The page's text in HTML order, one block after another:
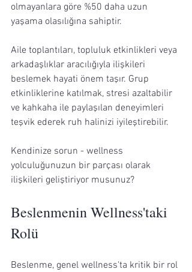
olmayanlara göre %50 daha uzun
yaşama olasılığına sahiptir.
Aile toplantıları, topluluk etkinlikleri veya
arkadaşlıklar aracılığıyla ilişkileri
beslemek hayati önem taşır. Grup
etkinliklerine katılmak, stresi azaltabilir
ve kahkaha ile paylaşılan deneyimleri
teşvik ederek ruh halinizi iyileştirebilir.
Kendinize sorun - wellness
yolculuğunuzun bir parçası olarak
ilişkileri geliştiriyor musunuz?
Beslenmenin Wellness'taki
Rolü
Beslenme, genel wellness'ta kritik bir rol